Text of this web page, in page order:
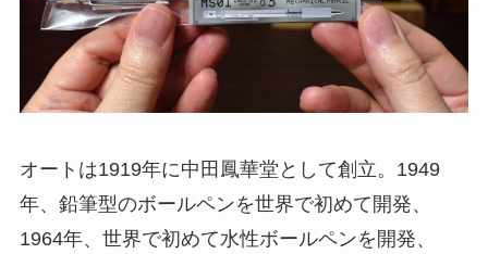
オートは1919年に中田鳳華堂として創立。1949
年、鉛筆型のボールペンを世界で初めて開発、
1964年、世界で初めて水性ボールペンを開発、